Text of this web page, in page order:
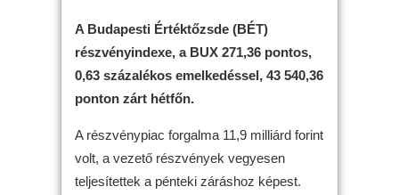
A Budapesti Értéktőzsde (BÉT)
részvényindexe, a BUX 271,36 pontos,
0,63 százalékos emelkedéssel, 43 540,36
ponton zárt hétfőn.
A részvénypiac forgalma 11,9 milliárd forint
volt, a vezető részvények vegyesen
teljesítettek a pénteki záráshoz képest.